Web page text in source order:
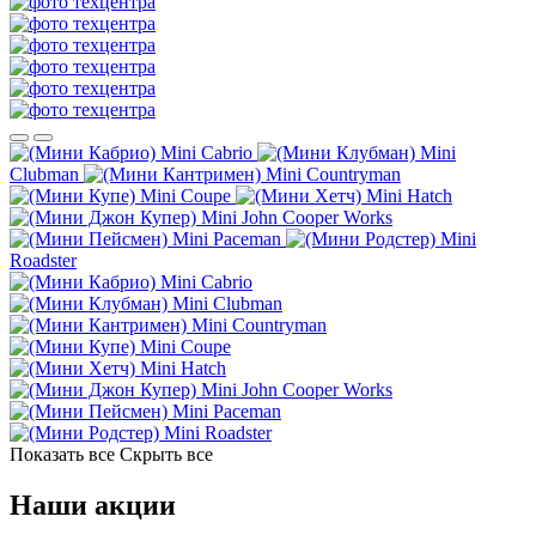
Mini Cabrio
Mini
Clubman
Mini Countryman
Mini Coupe
Mini Hatch
Mini John Cooper Works
Mini Paceman
Mini
Roadster
Mini Cabrio
Mini Clubman
Mini Countryman
Mini Coupe
Mini Hatch
Mini John Cooper Works
Mini Paceman
Mini Roadster
Показать все Скрыть все
Наши акции